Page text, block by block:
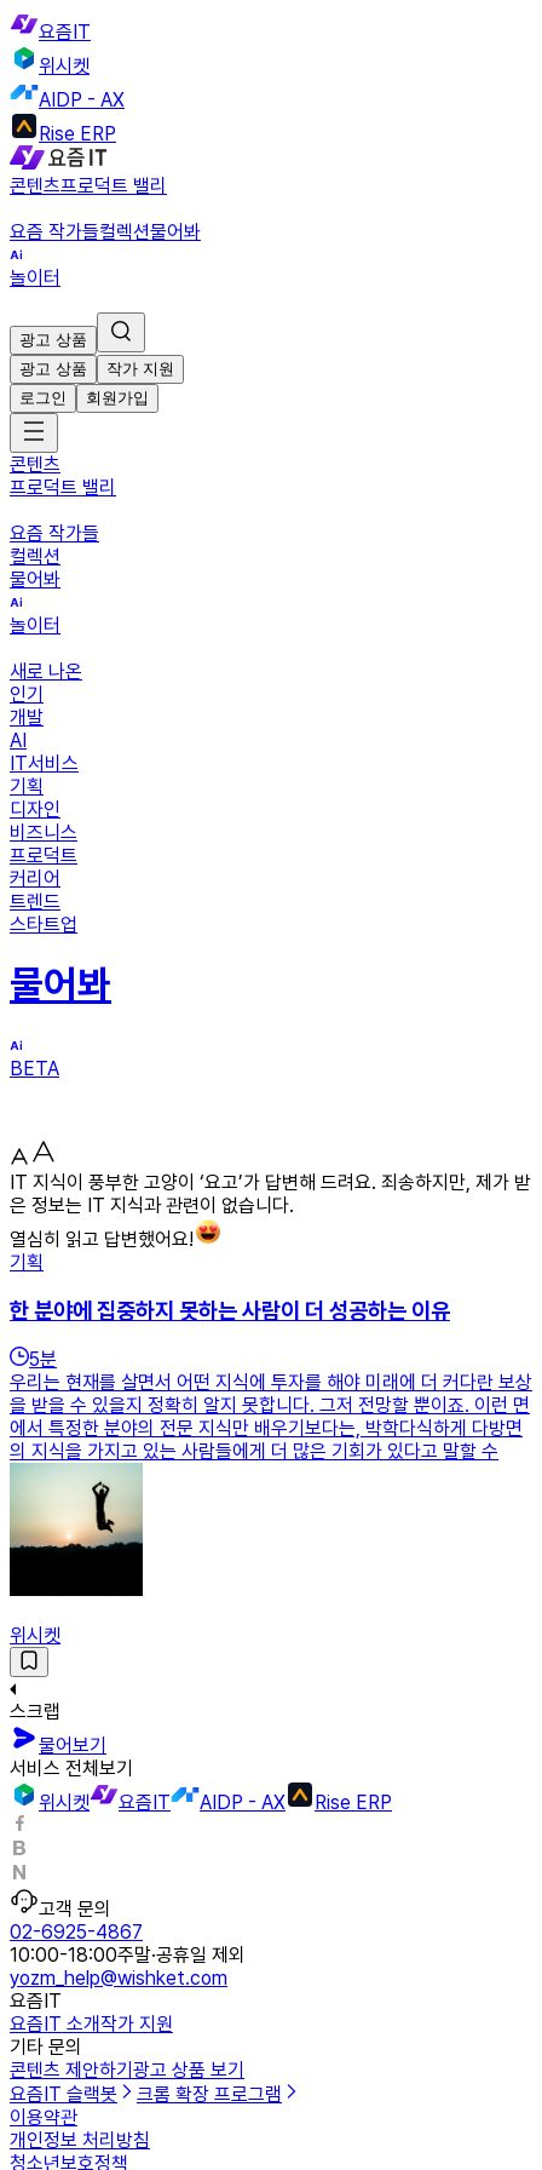
요즘IT
위시켓
AIDP - AX
Rise ERP
콘텐츠프로덕트 밸리
요즘 작가들컬렉션물어봐
놀이터
광고 상품
광고 상품
작가 지원
로그인
회원가입
콘텐츠
프로덕트 밸리
요즘 작가들
컬렉션
물어봐
놀이터
새로 나온
인기
개발
AI
IT서비스
기획
디자인
비즈니스
프로덕트
커리어
트렌드
스타트업
물어봐
BETA
IT 지식이 풍부한 고양이 ‘요고’가 답변해 드려요. 죄송하지만, 제가 받
은 정보는 IT 지식과 관련이 없습니다.
열심히 읽고 답변했어요!
기획
한 분야에 집중하지 못하는 사람이 더 성공하는 이유
5분
우리는 현재를 살면서 어떤 지식에 투자를 해야 미래에 더 커다란 보상
을 받을 수 있을지 정확히 알지 못합니다. 그저 전망할 뿐이죠. 이런 면
에서 특정한 분야의 전문 지식만 배우기보다는, 박학다식하게 다방면
의 지식을 가지고 있는 사람들에게 더 많은 기회가 있다고 말할 수
위시켓
스크랩
물어보기
서비스 전체보기
위시켓
요즘IT AIDP - AX Rise ERP
고객 문의
02-6925-4867
10:00-18:00주말·공휴일 제외
yozm_help@wishket.com
요즘IT
요즘IT 소개작가 지원
기타 문의
콘텐츠 제안하기 광고 상품 보기
요즘IT 슬랙봇
크롬 확장 프로그램
이용약관
개인정보 처리방침
청소년보호정책